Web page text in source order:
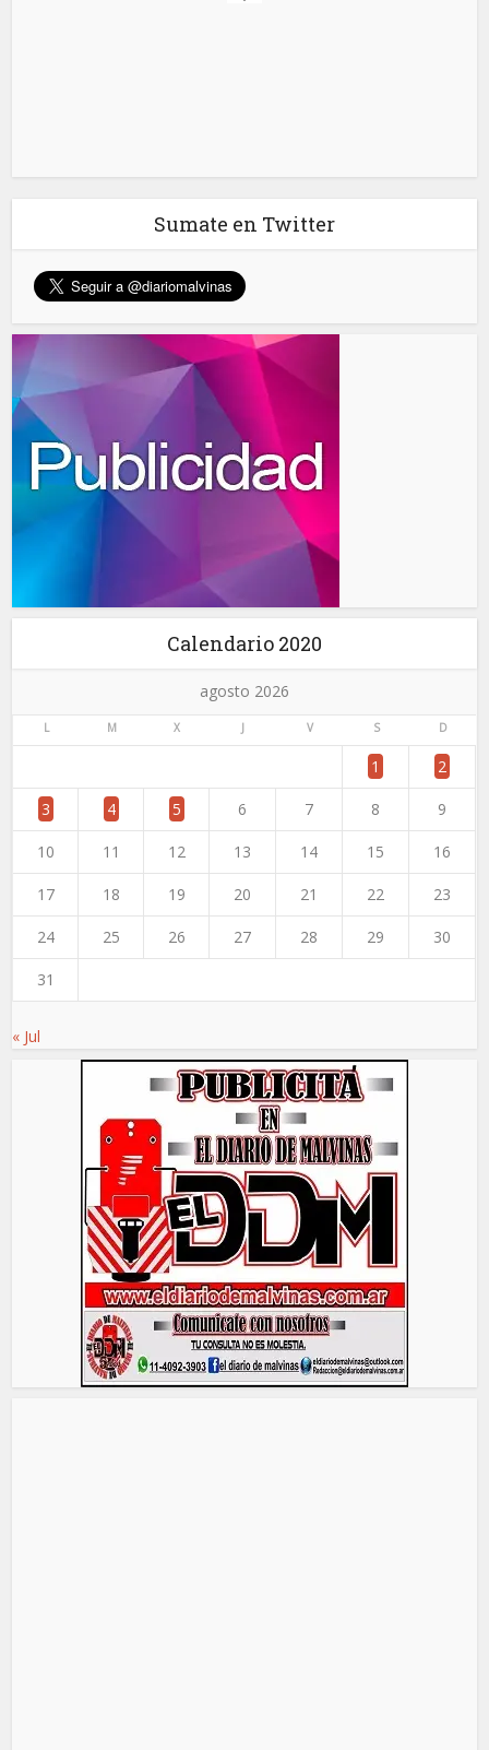
Sumate en Twitter
Calendario 2020
agosto 2026
L M X J V S D
1 2
3 4 5 6 7 8 9
10 11 12 13 14 15 16
17 18 19 20 21 22 23
24 25 26 27 28 29 30
31
« Jul